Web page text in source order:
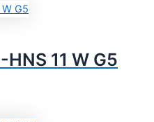
11 W G5